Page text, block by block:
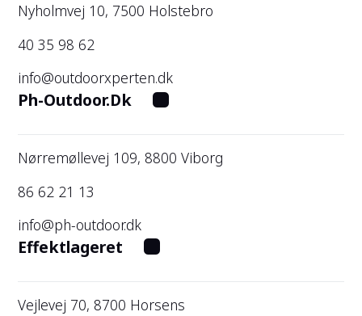
Nyholmvej 10, 7500 Holstebro
40 35 98 62
info@outdoorxperten.dk
Ph-Outdoor.Dk
Nørremøllevej 109, 8800 Viborg
86 62 21 13
info@ph-outdoor.dk
Effektlageret
Vejlevej 70, 8700 Horsens